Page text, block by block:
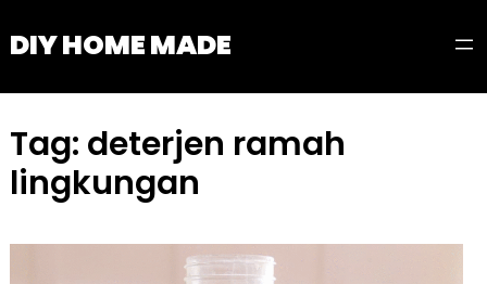
toDIY HOME MADE
Tag: deterjen ramah
lingkungan